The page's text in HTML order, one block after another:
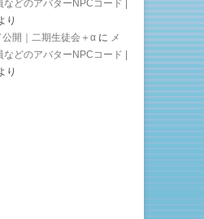
どのアバターNPCコード |
り
開｜二期生徒会＋α に メ
どのアバターNPCコード |
り